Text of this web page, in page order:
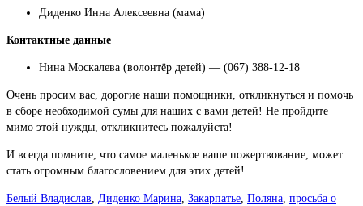
Диденко Инна Алексеевна (мама)
Контактные данные
Нина Москалева (волонтёр детей) — (067) 388-12-18
Очень просим вас, дорогие наши помощники, откликнуться и помочь
в сборе необходимой сумы для наших с вами детей! Не пройдите
мимо этой нужды, откликнитесь пожалуйста!
И всегда помните, что самое маленькое ваше пожертвование, может
стать огромным благословением для этих детей!
Белый Владислав, Диденко Марина, Закарпатье, Поляна, просьба о